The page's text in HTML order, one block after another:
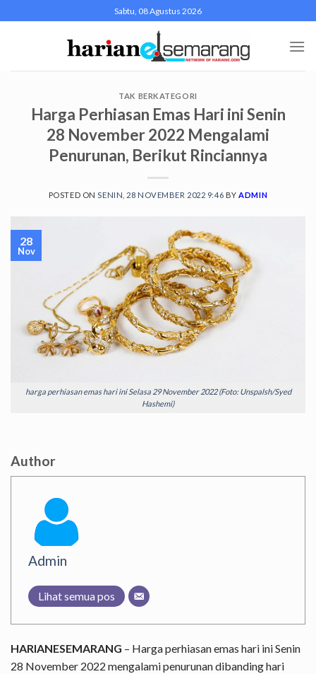
to
Sabtu, 08 Agustus 2026
TAK BERKATEGORI
Harga Perhiasan Emas Hari ini Senin
28 November 2022 Mengalami
Penurunan, Berikut Rinciannya
POSTED ON SENIN, 28 NOVEMBER 2022 9:46 BY ADMIN
harga perhiasan emas hari ini Selasa 29 November 2022 (Foto: Unspalsh/Syed
Hashemi)
28
Nov
Author
Admin
Lihat semua pos
HARIANESEMARANG – Harga perhiasan emas hari ini Senin
28 November 2022 mengalami penurunan dibanding hari